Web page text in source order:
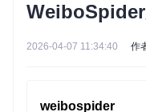
2026-04-07 11:34:40 作
weibospider